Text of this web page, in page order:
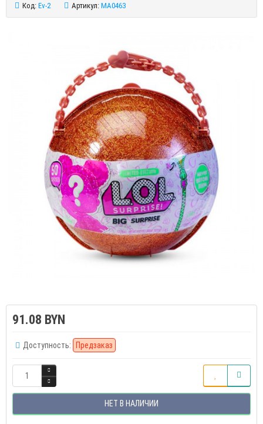
Код: Ev-2 Артикул: MA0463
91.08 BYN
Доступность: Предзаказ
НЕТ В НАЛИЧИИ